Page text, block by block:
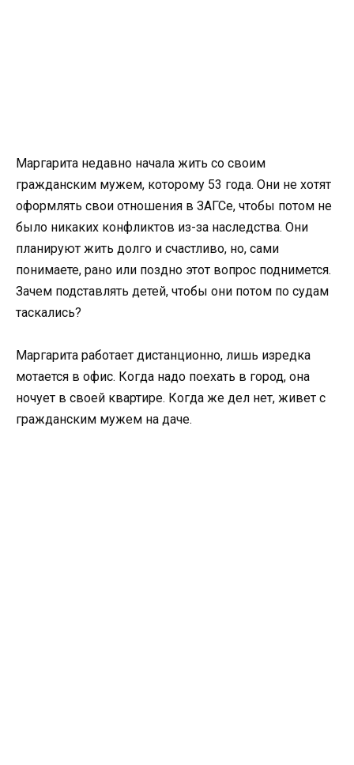
Маргарита недавно начала жить со своим
гражданским мужем, которому 53 года. Они не хотят
оформлять свои отношения в ЗАГСе, чтобы потом не
было никаких конфликтов из-за наследства. Они
планируют жить долго и счастливо, но, сами
понимаете, рано или поздно этот вопрос поднимется.
Зачем подставлять детей, чтобы они потом по судам
таскались?
Маргарита работает дистанционно, лишь изредка
мотается в офис. Когда надо поехать в город, она
ночует в своей квартире. Когда же дел нет, живет с
гражданским мужем на даче.